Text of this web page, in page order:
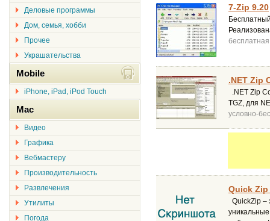
7-Zip 9.20
бесплатная
.NET Zip
.NET Zip
TGZ, для
условно-
Quick Zip
QuickZip –
Деловые программы
Дом, семья, хобби
Прочее
Украшательства
Mobile
iPhone, iPad, iPod Touch
Mac
Видео
Графика
Вебмастеру
Производительность
Развлечения
Утилиты
Погода